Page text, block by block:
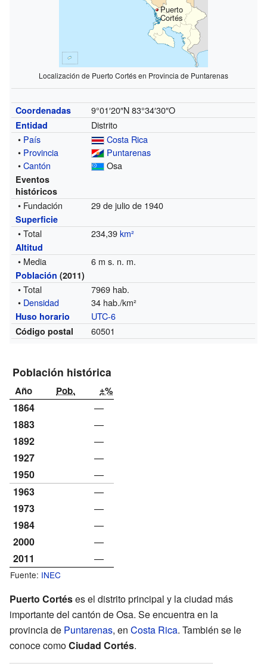
Puerto
Cortés
Localización de Puerto Cortés en Provincia de Puntarenas
Coordenadas 9°01′20″N 83°34′30″O
Entidad
Distrito
• País
Costa Rica
• Provincia
Puntarenas
•Cantón Osa
Eventos
históricos
• Fundación 29 de julio de 1940
Superficie
• Total 234,39km²
Altitud
• Media 6 m s. n. m.
Población (2011)
• Total
7969 hab.
• Densidad 34 hab./km²
Huso horario UTC-6
Código postal 60501
Población histórica
Año Pob. ±%
1864
—
1883
—
1892
—
1927
—
1950
—
1963
—
1973
—
1984
—
2000
—
2011
—
Fuente: INEC
Puerto Cortéses el distrito principal y la ciudad más
importante del cantón de Osa. Se encuentra en la
provincia de Puntarenas, en Costa Rica. También se le
conoce comoCiudad Cortés.